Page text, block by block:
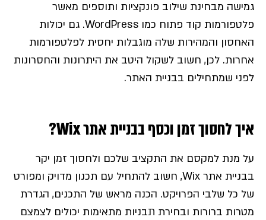
גמישה מבחינת שילוב פונקציות ותוספים מאשר
פלטפורמות קוד פתוח כמו WordPress. גם יכולות
האחסון והמהירות שלה מוגבלות יחסית לפלטפורמות
אחרות. לכן, חשוב לשקול היטב את היתרונות והחסרונות
לפני שמתחילים בבניית האתר.
איך לחסוך זמן וכסף בבניית אתר Wix?
על מנת למקסם את התקציב שלכם ולחסוך זמן יקר
בבניית אתר Wix, חשוב להתחיל עם תכנון מדויק ומפורט
של כל שלבי הפרויקט. הכנה מראש של התכנים, הגדרת
מטרות ברורות ובחירת תבניות מתאימות יכולים לצמצם